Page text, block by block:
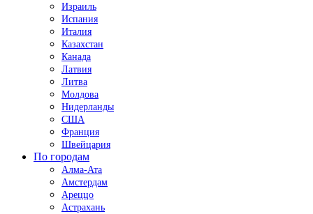
Израиль
Испания
Италия
Казахстан
Канада
Латвия
Литва
Молдова
Нидерланды
США
Франция
Швейцария
По городам
Алма-Ата
Амстердам
Ареццо
Астрахань